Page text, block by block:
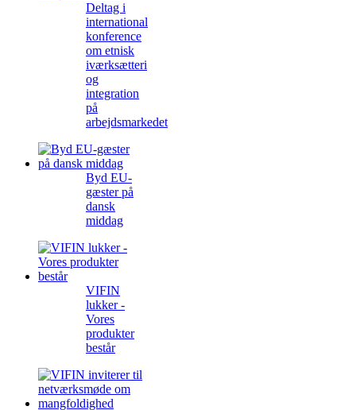
Deltag i
international
konference
om etnisk
iværksætteri
og
integration
på
arbejdsmarkedet
Byd EU-
gæster på
dansk
middag
VIFIN
lukker -
Vores
produkter
består